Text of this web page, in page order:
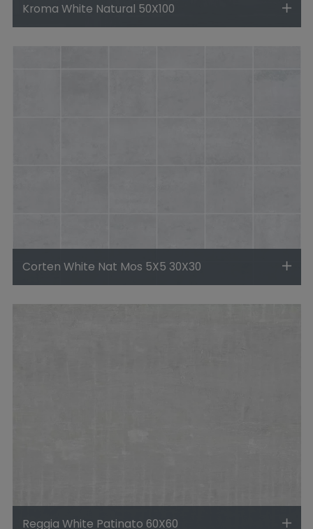
Kroma White Natural 50X100
Corten White Nat Mos 5X5 30X30
Reggia White Patinato 60X60